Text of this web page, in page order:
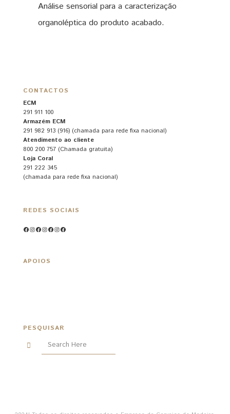
Análise sensorial para a caracterização
organoléptica do produto acabado.
CONTACTOS
ECM
291 911 100
Armazém ECM
291 982 913 (916) (chamada para rede fixa nacional)
Atendimento ao cliente
800 200 757 (Chamada gratuita)
Loja Coral
291 222 345
(chamada para rede fixa nacional)
REDES SOCIAIS
Facebook
Instagram
Facebook
Instagram
Facebook
Instagram
Facebook
APOIOS
PESQUISAR